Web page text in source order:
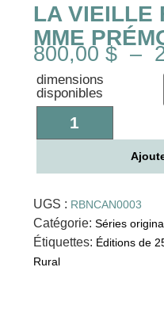
LA VIEILLE
MME
800,00 $ –
dimensions
disponibles
UGS : RBNCAN0003
Catégorie: Séries
Étiquettes: Éditions de
Rural